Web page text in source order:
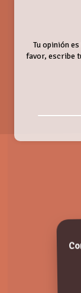
Tu opinión
favor, escribe
Valora